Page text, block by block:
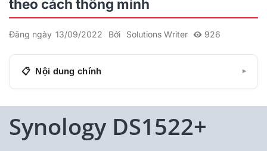
theo cách thông minh
Đăng ngày 13/09/2022 Bởi Solutions Writer 926
Nội dung chính ▾
Synology DS1522+
Synology DS1522+